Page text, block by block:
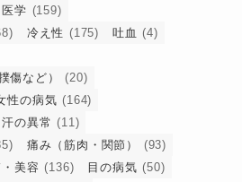
学 (159)
冷え性 (175) 吐血 (4)
傷など）
(20)
性の病気 (164)
汗の異常 (11)
痛み（筋肉・関節）
(93)
美容 (136) 目の病気 (50)